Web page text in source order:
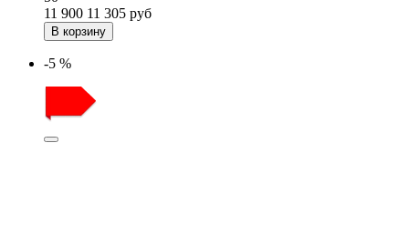
11 900 11 305 руб
В корзину
-5 %